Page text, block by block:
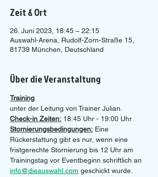
Zeit & Ort
26. Juni 2023, 18:45 – 22:15
Auswahl-Arena, Rudolf-Zorn-Straße 15,
81739 München, Deutschland
Über die Veranstaltung
Training
unter der Leitung von Trainer Julian.
Check-in Zeiten: 18:45 Uhr - 19:00 Uhr
Stornierungsbedingungen: Eine
Rückerstattung gibt es nur, wenn eine
fristgerechte Stornierung bis 12 Uhr am
Trainingstag vor Eventbeginn schriftlich an
info@dieauswahl.com geschickt wurde.